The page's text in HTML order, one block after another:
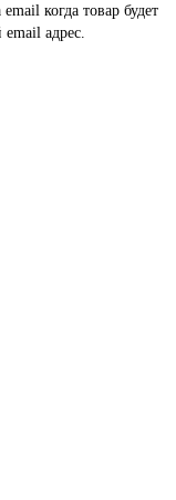
когда товар будет
адрес.